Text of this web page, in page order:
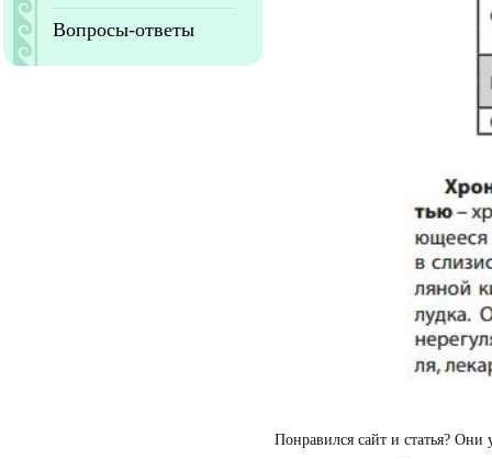
Вопросы-ответы
Понравился сайт и статья? Они